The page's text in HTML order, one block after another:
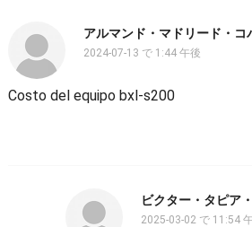
アルマンド・マドリード・コ
2024-07-13 で 1:44 午後
Costo del equipo bxl-s200
ビクター・タピア
2025-03-02 で 11:54